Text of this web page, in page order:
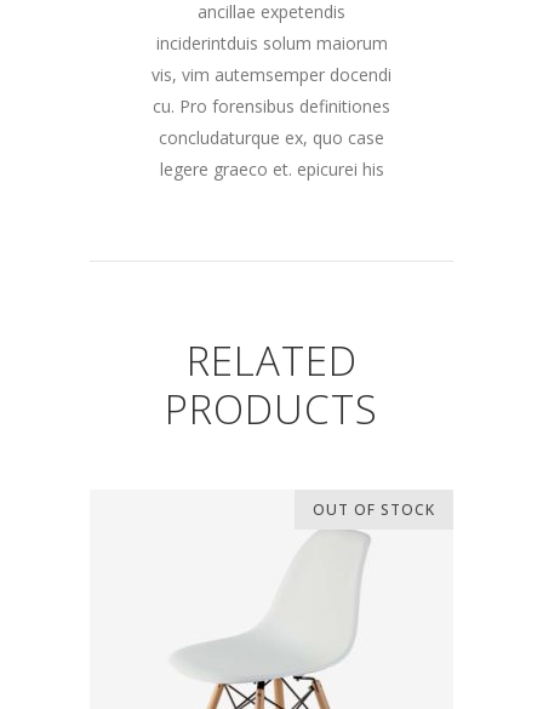
ancillae expetendis
inciderintduis solum maiorum
vis, vim autemsemper docendi
cu. Pro forensibus definitiones
concludaturque ex, quo case
legere graeco et. epicurei his
RELATED
PRODUCTS
OUT OF STOCK